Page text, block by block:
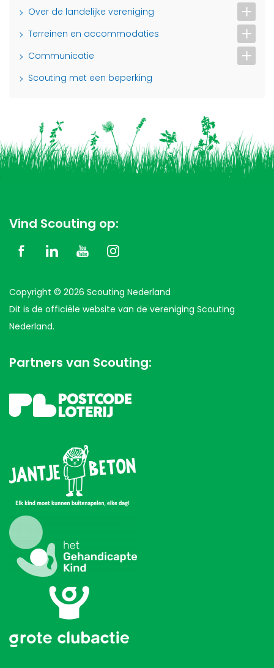
Over de landelijke vereniging
Terreinen en accommodaties
Communicatie
Scouting met een beperking
Vind Scouting op:
Copyright © 2026 Scouting Nederland
Dit is de officiële website van de vereniging Scouting
Nederland.
Partners van Scouting: